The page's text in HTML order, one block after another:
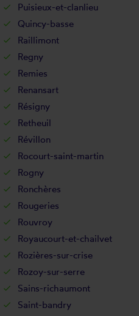
Puisieux-et-clanlieu
Quincy-basse
Raillimont
Regny
Remies
Renansart
Résigny
Retheuil
Révillon
Rocourt-saint-martin
Rogny
Ronchères
Rougeries
Rouvroy
Royaucourt-et-chailvet
Rozières-sur-crise
Rozoy-sur-serre
Sains-richaumont
Saint-bandry